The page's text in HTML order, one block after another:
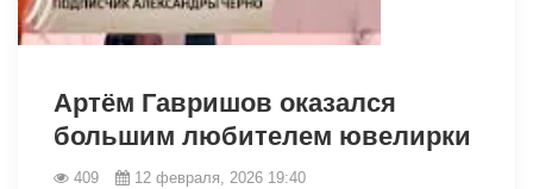
Артём Гавришов оказался
большим любителем ювелирки
409 12 февраля, 2026 19:40